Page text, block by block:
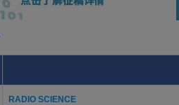
RADIO SCIENCE